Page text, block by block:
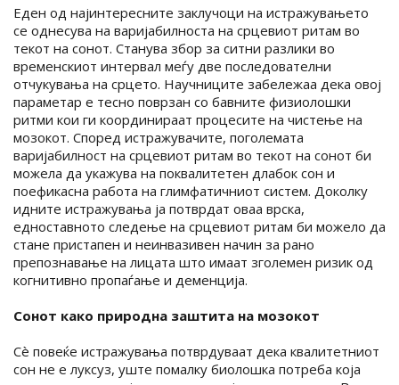
Еден од најинтересните заклучоци на истражувањето
се однесува на варијабилноста на срцевиот ритам во
текот на сонот. Станува збор за ситни разлики во
временскиот интервал меѓу две последователни
отчукувања на срцето. Научниците забележаа дека овој
параметар е тесно поврзан со бавните физиолошки
ритми кои ги координираат процесите на чистење на
мозокот. Според истражувачите, поголемата
варијабилност на срцевиот ритам во текот на сонот би
можела да укажува на поквалитетен длабок сон и
поефикасна работа на глимфатичниот систем. Доколку
идните истражувања ја потврдат оваа врска,
едноставното следење на срцевиот ритам би можело да
стане пристапен и неинвазивен начин за рано
препознавање на лицата што имаат зголемен ризик од
когнитивно пропаѓање и деменција.
Сонот како природна заштита на мозокот
Сè повеќе истражувања потврдуваат дека квалитетниот
сон не е луксуз, уште помалку биолошка потреба која